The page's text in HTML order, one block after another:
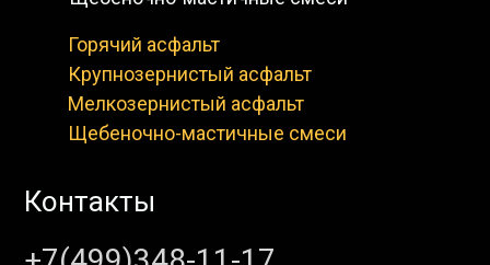
Горячий асфальт
Крупнозернистый асфальт
Мелкозернистый асфальт
Щебеночно-мастичные смеси
Контакты